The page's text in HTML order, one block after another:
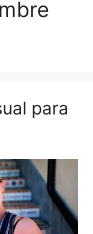
para